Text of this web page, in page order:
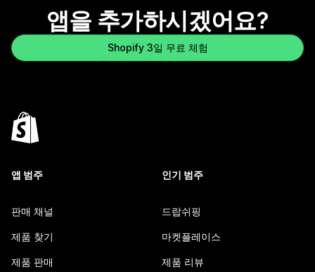
앱을 추가하시겠어요?
Shopify 3일 무료 체험
앱 범주
판매 채널
제품 찾기
제품 판매
인기 범주
드랍쉬핑
마켓플레이스
제품 리뷰